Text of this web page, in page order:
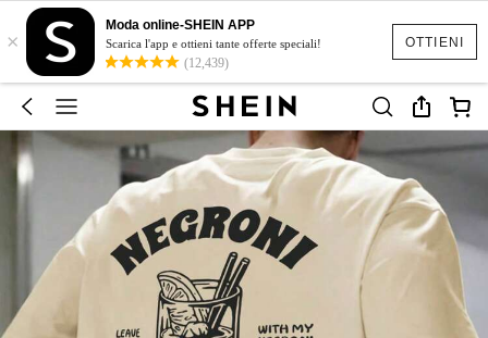
OTTIENI
×
Moda online-SHEIN APP
Scarica l'app e ottieni tante offerte speciali!
(12,439)